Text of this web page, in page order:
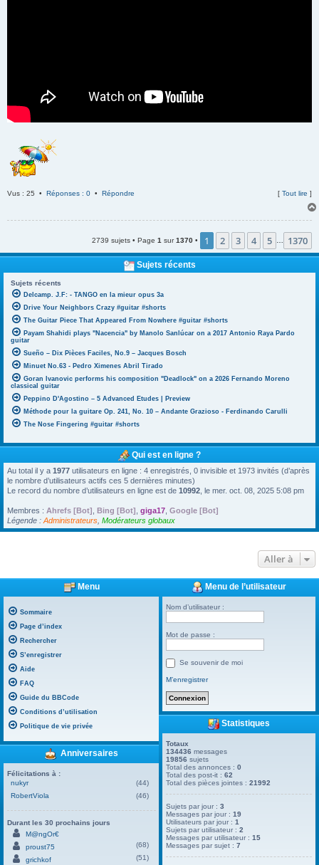
Vus : 25 • Réponses : 0 • Répondre [ Tout lire ]
2739 sujets • Page 1 sur1370 • 1 2 3 4 5 1370
Sujets récents
Sujets récents
Delcamp. J.F: - TANGO en la mieur opus 3a
Drive Your Neighbors Crazy #guitar #shorts
The Guitar Piece That Appeared From Nowhere #guitar #shorts
Payam Shahidi plays "Nacencia" by Manolo Sanlúcar on a 2017 Antonio Raya Pardo
guitar
Sueño – Dix Pièces Faciles, No.9 – Jacques Bosch
Minuet No.63 - Pedro Ximenes Abril Tirado
Goran Ivanovic performs his composition "Deadlock" on a 2026 Fernando Moreno
classical guitar
Peppino D'Agostino – 5 Advanced Etudes | Preview
Méthode pour la guitare Op. 241, No. 10 – Andante Grazioso - Ferdinando Carulli
The Nose Fingering #guitar #shorts
Qui est en ligne ?
Au total il y a 1977 utilisateurs en ligne : 4 enregistrés, 0 invisible et 1973 invités (d’après
le nombre d’utilisateurs actifs ces 5 dernières minutes)
Le record du nombre d’utilisateurs en ligne est de 10992 , le mer. oct. 08, 2025 5:08 pm
Membres : Ahrefs [Bot] Bing [Bot] giga17 Google [Bot]
Légende : Administrateurs Modérateurs globaux
Aller à
Menu
Sommaire
Page d’index
Rechercher
S’enregistrer
Aide
FAQ
Guide du BBCode
Conditions d’utilisation
Politique de vie privée
Anniversaires
Félicitations à :
nukyr
(44)
RobertViola
(46)
Durant les 30 prochains jours
M@ngOr€
proust75
(68)
grichkof
(51)
Menu de l’utilisateur
Nom d’utilisateur :
Mot de passe :
Se souvenir de moi
M’enregistrer
Statistiques
Totaux
134436 messages
19856 sujets
Total des annonces :0
Total des post-it :62
Total des pièces jointes :21992
Sujets par jour :3
Messages par jour :19
Utilisateurs par jour :1
Sujets par utilisateur :2
Messages par utilisateur :15
Messages par sujet :7